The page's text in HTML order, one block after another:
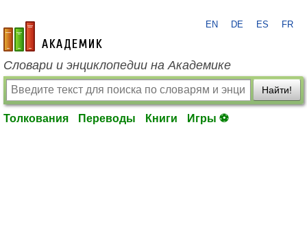
academic.ru
EN DE ES FR
Словари и энциклопедии на Академике
Найти!
Толкования Переводы Книги Игры ⚽